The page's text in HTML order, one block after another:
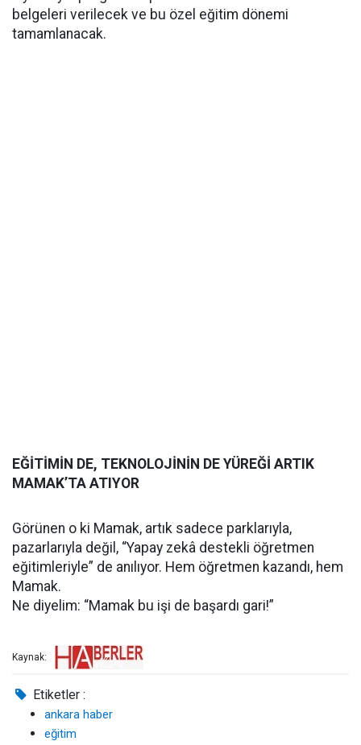
belgeleri verilecek ve bu özel eğitim dönemi
tamamlanacak.
EĞİTİMİN DE, TEKNOLOJİNİN DE YÜREĞİ ARTIK
MAMAK’TA ATIYOR
Görünen o ki Mamak, artık sadece parklarıyla,
pazarlarıyla değil, “Yapay zekâ destekli öğretmen
eğitimleriyle” de anılıyor. Hem öğretmen kazandı, hem
Mamak.
Ne diyelim: “Mamak bu işi de başardı gari!”
Kaynak:
Etiketler :
ankara haber
eğitim